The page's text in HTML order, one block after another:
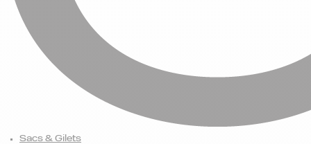
Sacs & Gilets